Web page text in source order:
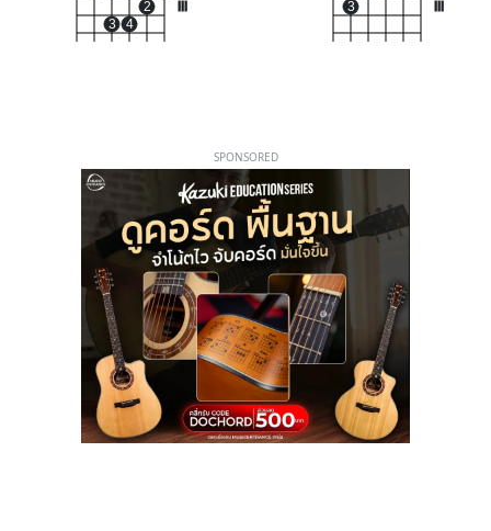
3 4
2 3
SPONSORED